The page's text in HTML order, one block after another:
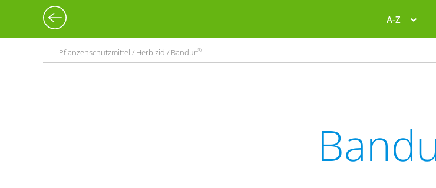
A-Z
Pflanzenschutzmittel / Herbizid / Bandur®